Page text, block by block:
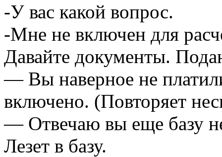
-У вас какой вопрос.
-Мне не включен для
Давайте документы.
— Вы наверное не
включено. (Повторяет
— Отвечаю вы еще базу
Лезет в базу.